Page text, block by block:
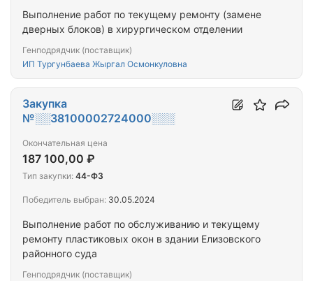
Выполнение работ по текущему ремонту (замене
дверных блоков) в хирургическом отделении
Генподрядчик (поставщик)
ИП Тургунбаева Жыргал Осмонкуловна
Выполнение работ по обслуживанию и текущему
ремонту пластиковых окон в здании Елизовского
районного суда
Генподрядчик (поставщик)
Закупка
№░░38100002724000░░░
Окончательная цена
187 100,00 ₽
Тип закупки: 44-ФЗ
Победитель выбран: 30.05.2024